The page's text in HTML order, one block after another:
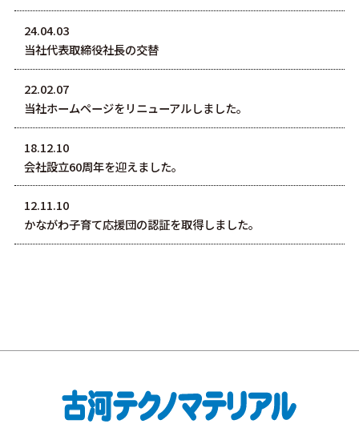
24.04.03
当社代表取締役社長の交替
22.02.07
当社ホームページをリニューアルしました。
18.12.10
会社設立60周年を迎えました。
12.11.10
かながわ子育て応援団の認証を取得しました。